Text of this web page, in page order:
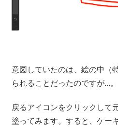
意図していたのは、絵の中（
られることだったのですが…。
戻るアイコンをクリックして
塗ってみます。すると、ケー